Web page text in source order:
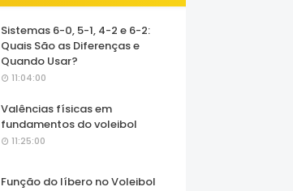
Sistemas 6-0, 5-1, 4-2 e 6-2:
Quais São as Diferenças e
Quando Usar?
11:04:00
Valências físicas em
fundamentos do voleibol
11:25:00
Função do líbero no Voleibol